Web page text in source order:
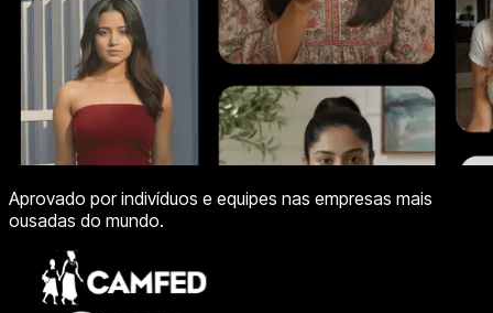
Aprovado por indivíduos e equipes nas empresas mais
ousadas do mundo.